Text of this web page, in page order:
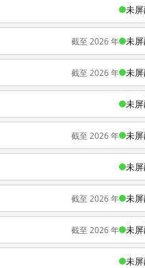
未
截至 2026 年 未
截至 2026 年 未
未
截至 2026 年 未
未
截至 2026 年 未
截至 2026 年 未
未